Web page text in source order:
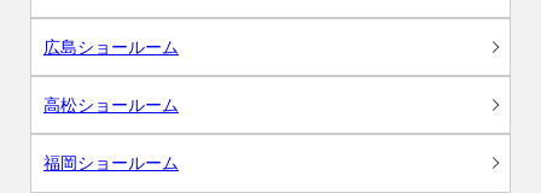
広島ショールーム
高松ショールーム
福岡ショールーム